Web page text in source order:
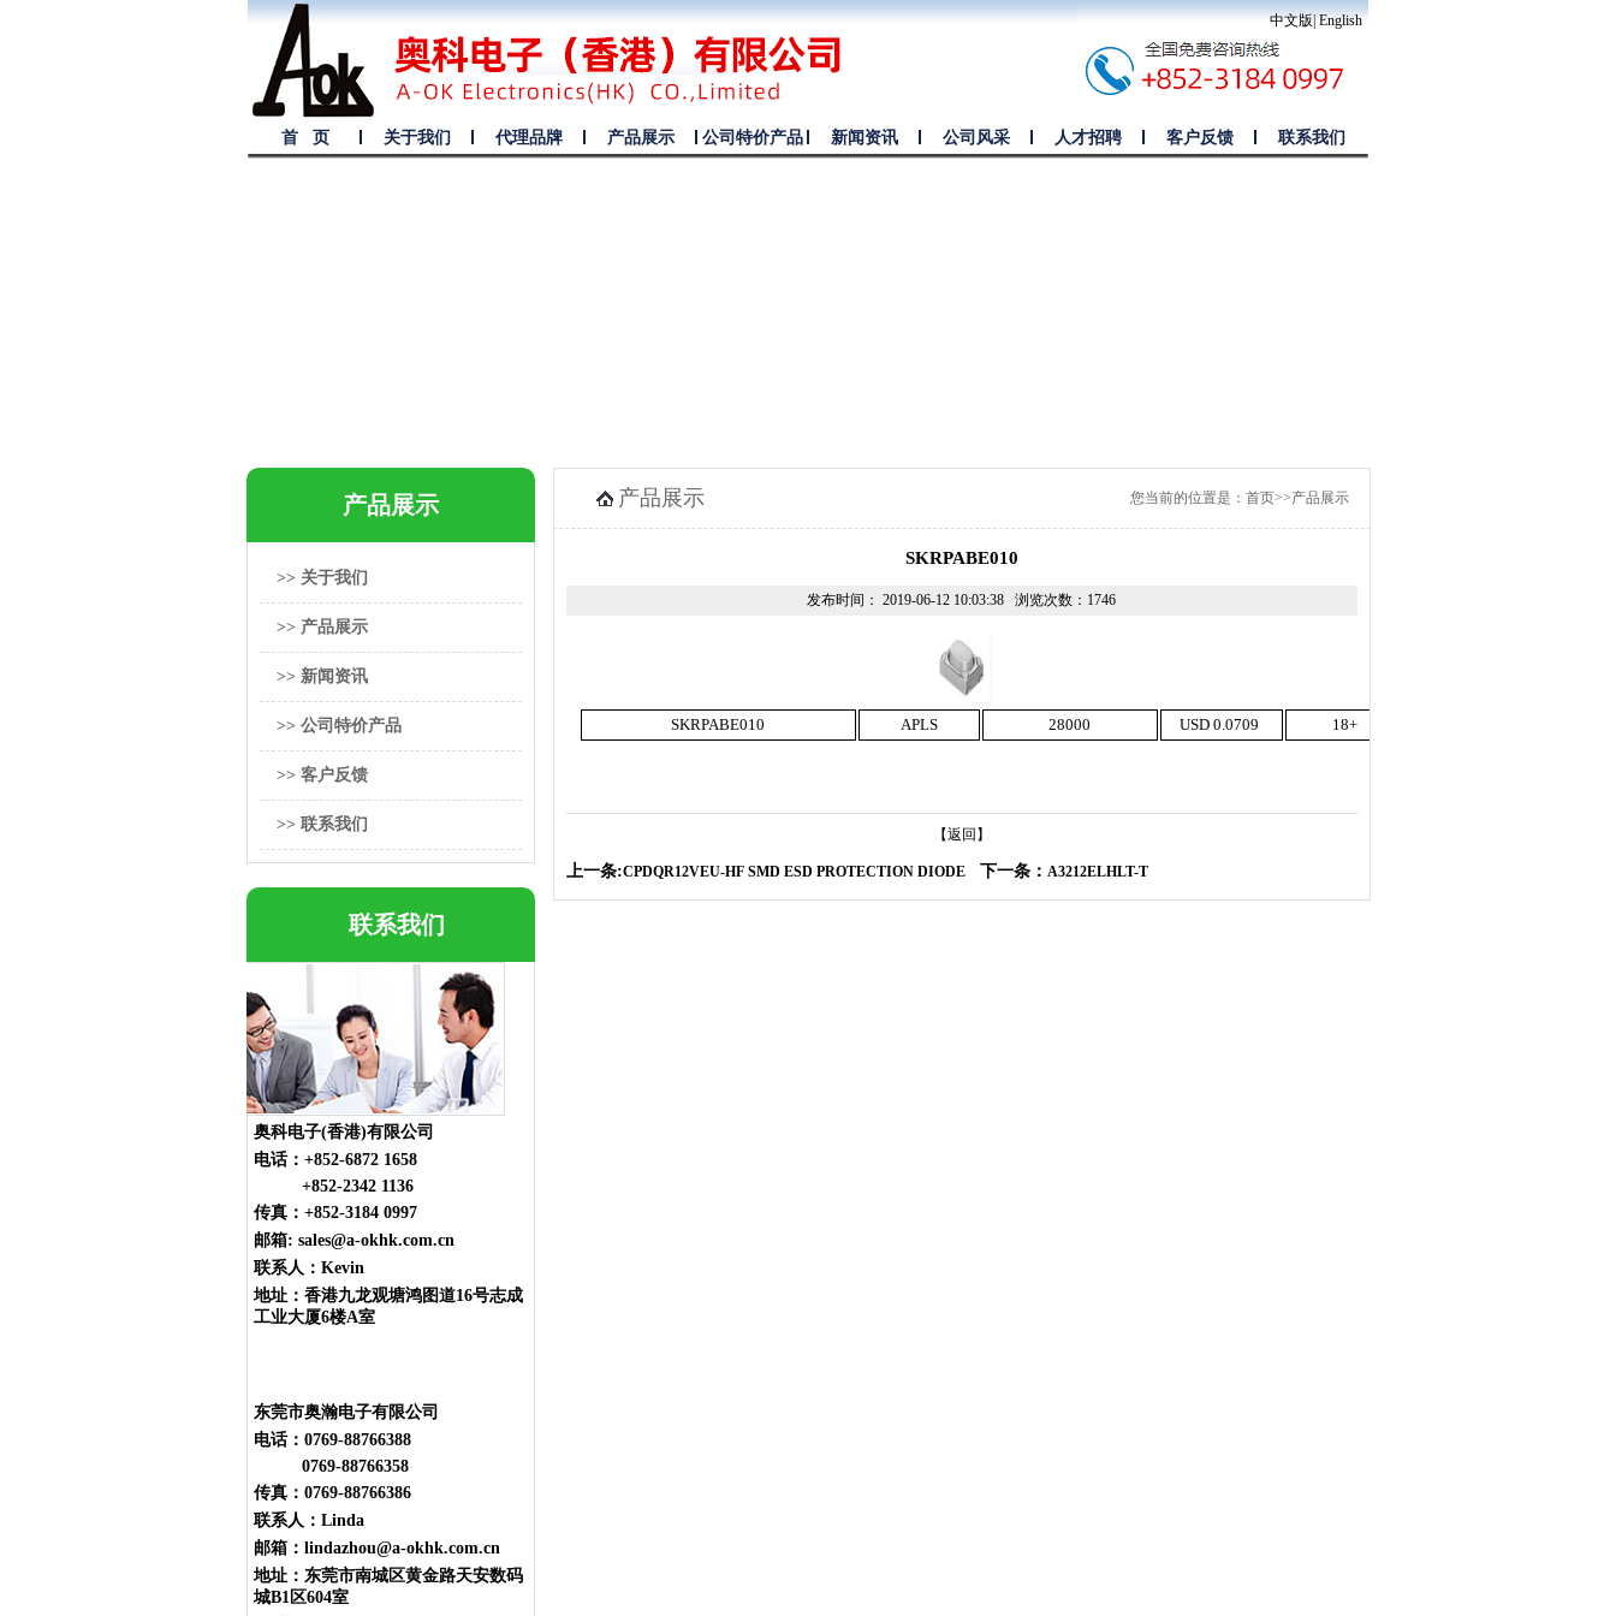
中文版 English
首 页 关于我们 代理品牌 产品展示 公司特价产品 新闻资讯 公司风采 人才招聘 客户反馈 联系我们
产品展示
>> 关于我们
>> 产品展示
>> 新闻资讯
>> 公司特价产品
>> 客户反馈
>> 联系我们
联系我们
奥科电子(香港)有限公司
电话： +852-6872 1658
+852-2342 1136
传真：+852-3184 0997
邮箱: sales@a-okhk.com.cn
联系人：Kevin
地址：香港九龙观塘鸿图道16号志成
工业大厦6楼A室
东莞市奥瀚电子有限公司
电话：0769-88766388
0769-88766358
传真：0769-88766386
联系人：Linda
邮箱：lindazhou@a-okhk.com.cn
地址：东莞市南城区黄金路天安数码
城B1区604室
产品展示 您当前的位置是： 首页>>产品展示
SKRPABE010
发布时间： 2019-06-12 10:03:38 浏览次数： 1746
SKRPABE010 APLS 28000 USD 0.0709 18+
【返回】
上一条:CPDQR12VEU-HF SMD ESD PROTECTION DIODE下一条： A3212ELHLT-T